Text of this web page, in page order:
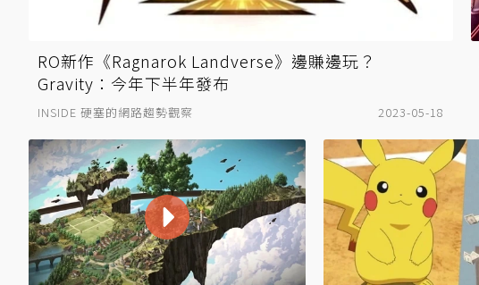
RO新作《Ragnarok Landverse》邊賺邊玩？
Gravity：今年下半年發布
INSIDE 硬塞的網路趨勢觀察 2023-05-18